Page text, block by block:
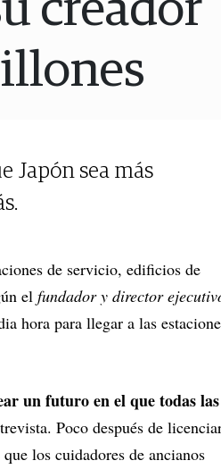
creador
Japón sea más
de servicio, edificios de
el fundador y director
hora para llegar a las
un futuro en el que todas las
Poco después de
los cuidadores de ancianos